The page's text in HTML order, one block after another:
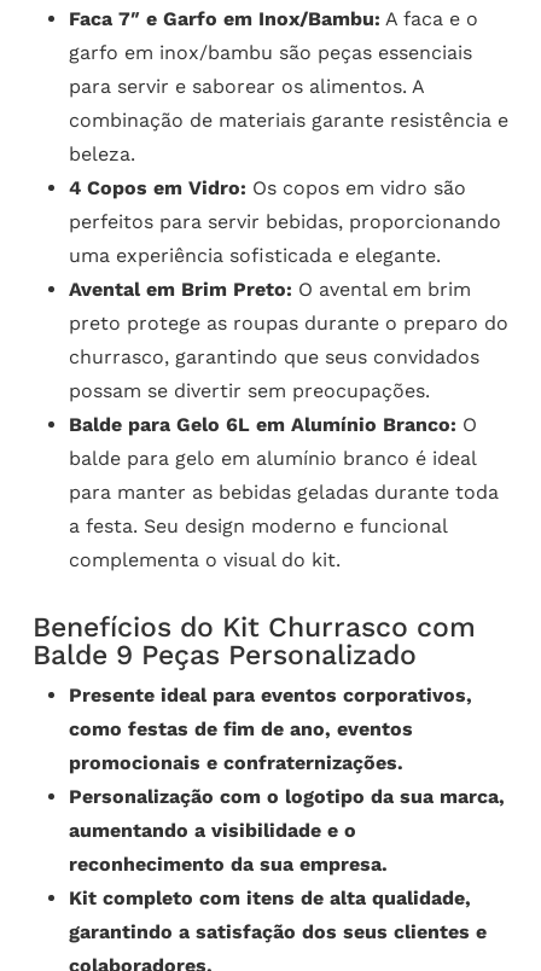
Faca 7″ e Garfo em Inox/Bambu: A faca e o
garfo em inox/bambu são peças essenciais
para servir e saborear os alimentos. A
combinação de materiais garante resistência e
beleza.
4 Copos em Vidro: Os copos em vidro são
perfeitos para servir bebidas, proporcionando
uma experiência sofisticada e elegante.
Avental em Brim Preto: O avental em brim
preto protege as roupas durante o preparo do
churrasco, garantindo que seus convidados
possam se divertir sem preocupações.
Balde para Gelo 6L em Alumínio Branco: O
balde para gelo em alumínio branco é ideal
para manter as bebidas geladas durante toda
a festa. Seu design moderno e funcional
complementa o visual do kit.
Benefícios do Kit Churrasco com
Balde 9 Peças Personalizado
Presente ideal para eventos corporativos,
como festas de fim de ano, eventos
promocionais e confraternizações.
Personalização com o logotipo da sua marca,
aumentando a visibilidade e o
reconhecimento da sua empresa.
Kit completo com itens de alta qualidade,
garantindo a satisfação dos seus clientes e
colaboradores.